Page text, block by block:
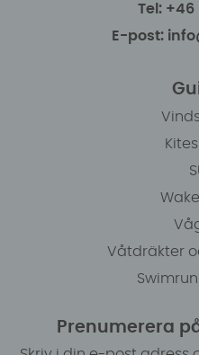
Tel: +46
E-post:
Våtdräkter
Prenumerera